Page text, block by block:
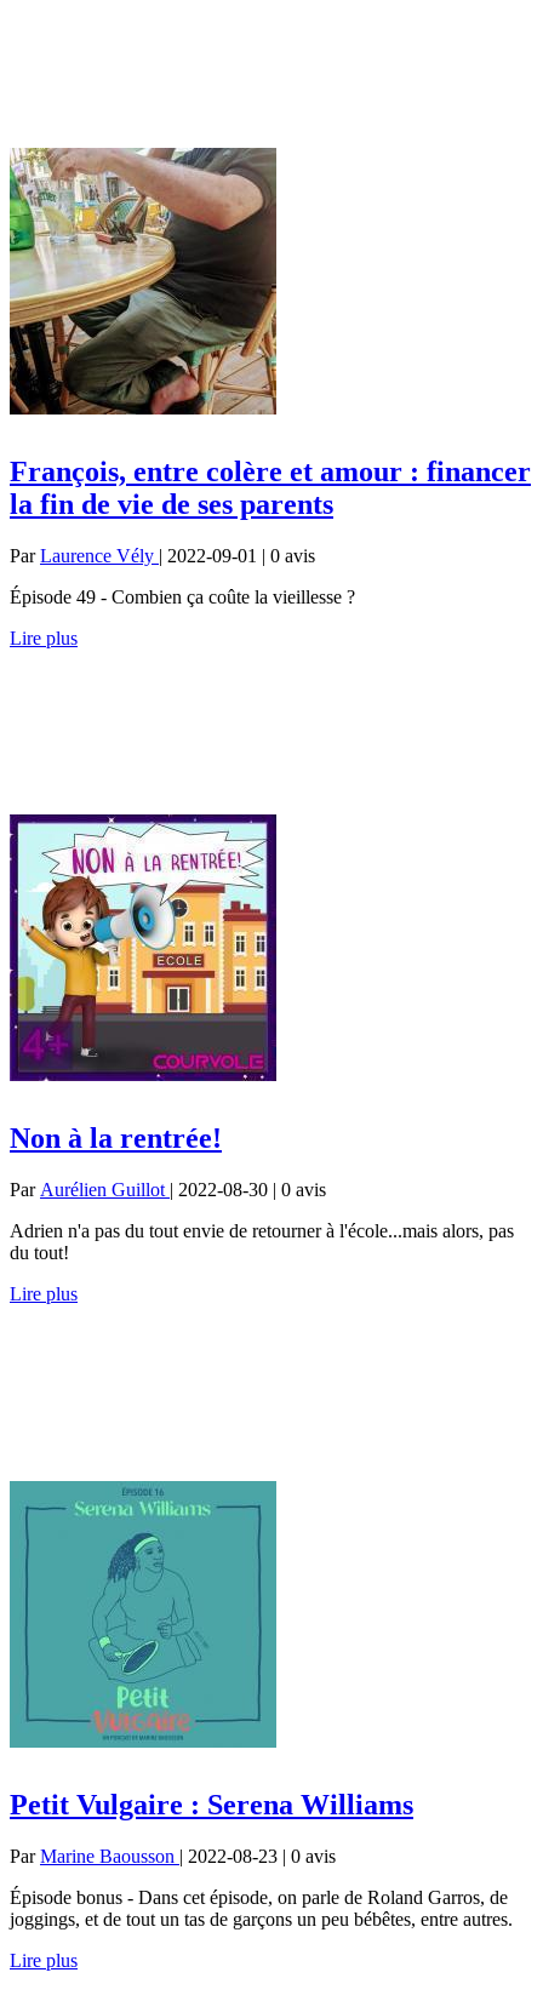
François, entre colère et amour : financer
la fin de vie de ses parents
ParLaurence Vély | 2022-09-01 | 0 avis
Épisode 49 - Combien ça coûte la vieillesse ?
Lire plus
Non à la rentrée!
Par Aurélien Guillot | 2022-08-30 | 0 avis
Adrien n'a pas du tout envie de retourner à l'école...mais alors, pas
du tout!
Lire plus
Petit Vulgaire : Serena Williams
ParMarine Baousson | 2022-08-23 | 0 avis
Épisode bonus - Dans cet épisode, on parle de Roland Garros, de
joggings, et de tout un tas de garçons un peu bébêtes, entre autres.
Lire plus